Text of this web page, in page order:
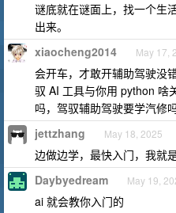
谜底就在谜面上，找一个生
出来。
xiaocheng2014 May 17,
会开车，才敢开辅助驾驶没
驭 AI 工具与你用 python 啥
吗，驾驭辅助驾驶要学汽修吗
jettzhang May 18, 2025
边做边学，最快入门，我就
Daybyedream May 19,
ai 就会教你入门的